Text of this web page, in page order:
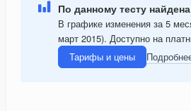
По данному тесту
В графике изменения за 5
март 2015). Доступно на
Тарифы и цены